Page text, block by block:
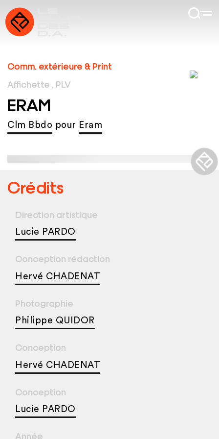
Comm. extérieure & Print
Affichette , PLV
ERAM
Clm Bbdo pour Eram
Crédits
Direction artistique
Lucie PARDO
Conception rédaction
Hervé CHADENAT
Photographie
Philippe QUIDOR
Conception
Hervé CHADENAT
Conception
Lucie PARDO
Année